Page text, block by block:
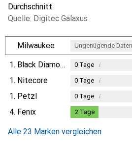
Durchschnitt.
Quelle: Digitec Galaxus
Milwaukee Ungenügende Daten
1. Black Diamond 0Tage i
1. Nitecore 0Tage i
1. Petzl 0Tage i
4. Fenix 2 Tage
Alle 23 Marken vergleichen